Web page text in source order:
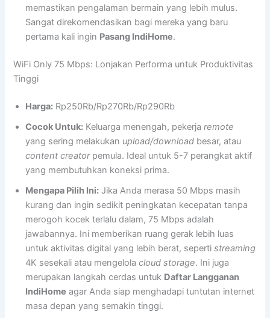
memastikan pengalaman bermain yang lebih mulus.
Sangat direkomendasikan bagi mereka yang baru
pertama kali ingin Pasang IndiHome.
WiFi Only 75 Mbps: Lonjakan Performa untuk Produktivitas
Tinggi
Harga: Rp250Rb/Rp270Rb/Rp290Rb
Cocok Untuk: Keluarga menengah, pekerjaremote
yang sering melakukan upload/download besar, atau
content creatorpemula. Ideal untuk 5-7 perangkat aktif
yang membutuhkan koneksi prima.
Mengapa Pilih Ini: Jika Anda merasa 50 Mbps masih
kurang dan ingin sedikit peningkatan kecepatan tanpa
merogoh kocek terlalu dalam, 75 Mbps adalah
jawabannya. Ini memberikan ruang gerak lebih luas
untuk aktivitas digital yang lebih berat, sepertistreaming
4K sesekali atau mengelolacloud storage. Ini juga
merupakan langkah cerdas untuk Daftar Langganan
IndiHome agar Anda siap menghadapi tuntutan internet
masa depan yang semakin tinggi.